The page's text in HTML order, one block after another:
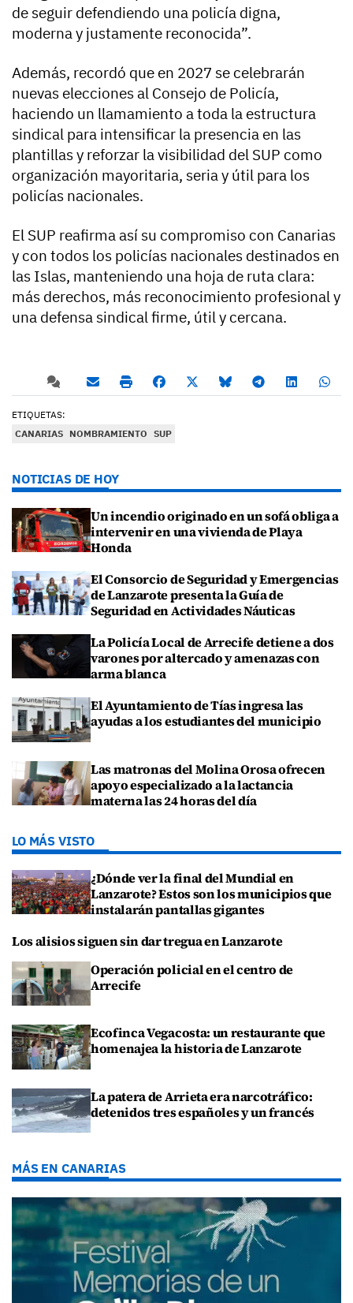
de seguir defendiendo una policía digna,
moderna y justamente reconocida”.
Además, recordó que en 2027 se celebrarán
nuevas elecciones al Consejo de Policía,
haciendo un llamamiento a toda la estructura
sindical para intensificar la presencia en las
plantillas y reforzar la visibilidad del SUP como
organización mayoritaria, seria y útil para los
policías nacionales.
El SUP reafirma así su compromiso con Canarias
y con todos los policías nacionales destinados en
las Islas, manteniendo una hoja de ruta clara:
más derechos, más reconocimiento profesional y
una defensa sindical firme, útil y cercana.
ETIQUETAS:
CANARIAS NOMBRAMIENTO SUP
NOTICIAS DE HOY
Un incendio originado en un sofá obliga a
intervenir en una vivienda de Playa
Honda
El Consorcio de Seguridad y Emergencias
de Lanzarote presenta la Guía de
Seguridad en Actividades Náuticas
La Policía Local de Arrecife detiene a dos
varones por altercado y amenazas con
arma blanca
El Ayuntamiento de Tías ingresa las
ayudas a los estudiantes del municipio
Las matronas del Molina Orosa ofrecen
apoyo especializado a la lactancia
materna las 24 horas del día
LO MÁS VISTO
¿Dónde ver la final del Mundial en
Lanzarote? Estos son los municipios que
instalarán pantallas gigantes
Los alisios siguen sin dar tregua en Lanzarote
Operación policial en el centro de
Arrecife
Ecofinca Vegacosta: un restaurante que
homenajea la historia de Lanzarote
La patera de Arrieta era narcotráfico:
detenidos tres españoles y un francés
MÁS EN CANARIAS